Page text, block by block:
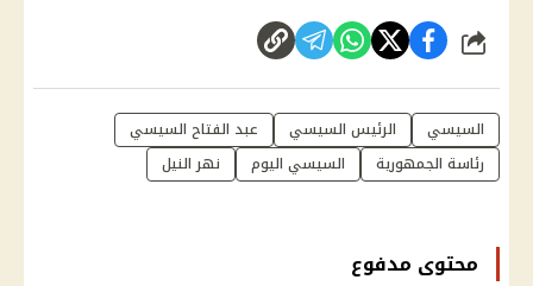
شارك
السيسي الرئيس السيسي
عبد الفتاح السيسي
رئاسة الجمهورية
السيسي اليوم نهر النيل
محتوى مدفوع